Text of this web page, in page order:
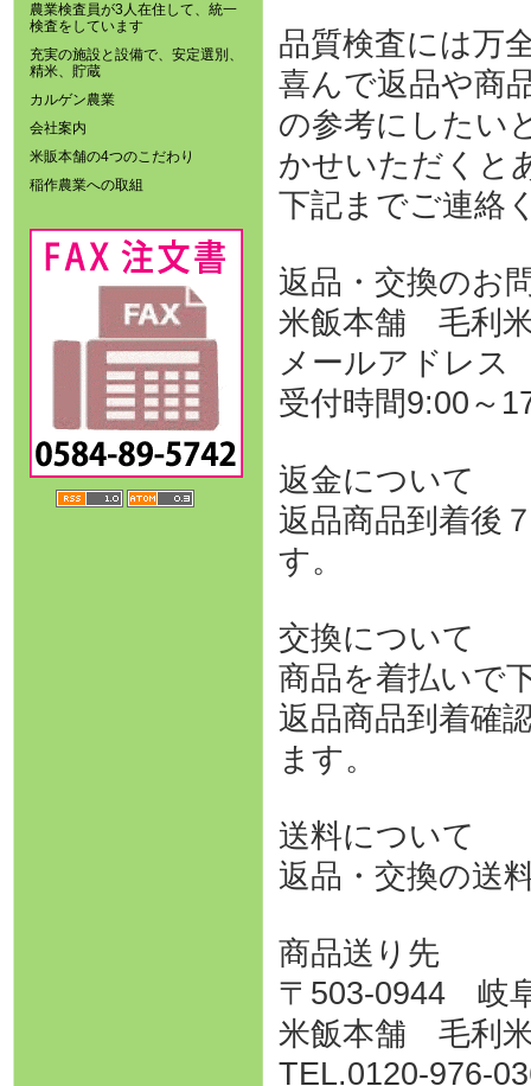
農業検査員が3人在住して、統一
検査をしています
充実の施設と設備で、安定選別、
精米、貯蔵
カルゲン農業
会社案内
米販本舗の4つのこだわり
稲作農業への取組
品質検査には万
喜んで返品や商
の参考にしたい
かせいただくと
下記までご連絡
返品・交換のお
米飯本舗 毛利
メールアドレ
受付時間9:00～
返金について
返品商品到着後
す。
交換について
商品を着払いで
返品商品到着確
ます。
送料について
返品・交換の送
商品送り先
〒503-0944 岐
米飯本舗 毛利
TEL.0120-976-